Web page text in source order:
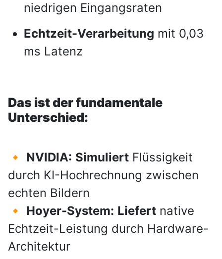
niedrigen Eingangsraten
Echtzeit-Verarbeitung mit 0,03
ms Latenz
Das ist der fundamentale
Unterschied:
🔸 NVIDIA: Simuliert Flüssigkeit
durch KI-Hochrechnung zwischen
echten Bildern
🔸 Hoyer-System: Liefert native
Echtzeit-Leistung durch Hardware-
Architektur